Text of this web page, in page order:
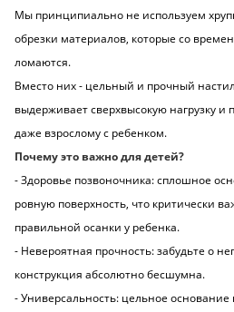
Мы принципиально не используем
обрезки материалов, которые со
ломаются.
Вместо них - цельный и прочный
выдерживает сверхвысокую нагрузку и
даже взрослому с ребенком.
Почему это важно для детей?
- Здоровье позвоночника: сплошное
ровную поверхность, что критически
правильной осанки у ребенка.
- Невероятная прочность: забудьте о
конструкция абсолютно бесшумна.
- Универсальность: цельное